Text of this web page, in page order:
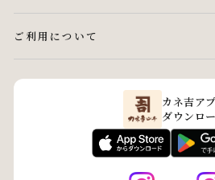
ご利用について
カネ吉ア
ダウンロ